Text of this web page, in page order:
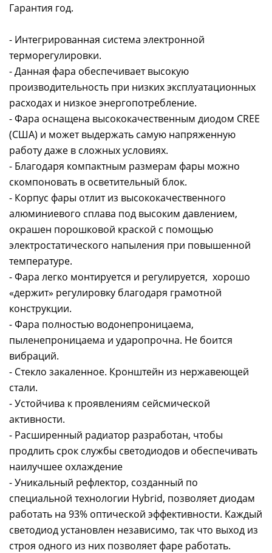
Гарантия год.
- Интегрированная система электронной
терморегулировки.
- Данная фара обеспечивает высокую
производительность при низких эксплуатационных
расходах и низкое энергопотребление.
- Фара оснащена высококачественным диодом CREE
(США) и может выдержать самую напряженную
работу даже в сложных условиях.
- Благодаря компактным размерам фары можно
скомпоновать в осветительный блок.
- Корпус фары отлит из высококачественного
алюминиевого сплава под высоким давлением,
окрашен порошковой краской с помощью
электростатического напыления при повышенной
температуре.
- Фара легко монтируется и регулируется, хорошо
«держит» регулировку благодаря грамотной
конструкции.
- Фара полностью водонепроницаема,
пыленепроницаема и ударопрочна. Не боится
вибраций.
- Стекло закаленное. Кронштейн из нержавеющей
стали.
- Устойчива к проявлениям сейсмической
активности.
- Расширенный радиатор разработан, чтобы
продлить срок службы светодиодов и обеспечивать
наилучшее охлаждение
- Уникальный рефлектор, созданный по
специальной технологии Hybrid, позволяет диодам
работать на 93% оптической эффективности. Каждый
светодиод установлен независимо, так что выход из
строя одного из них позволяет фаре работать.